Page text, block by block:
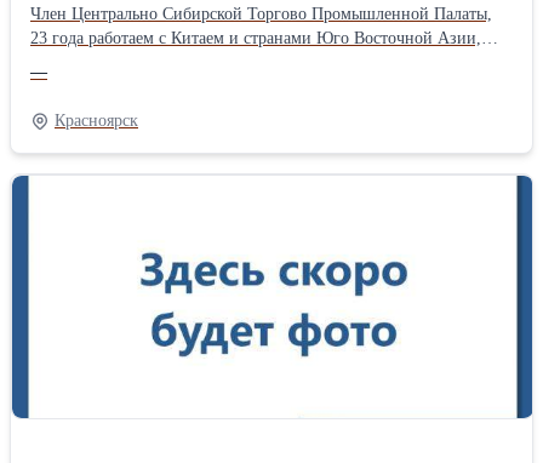
Член Центрально Сибирской Торгово Промышленной Палаты,
23 года работаем с Китаем и странами Юго Восточной Азии,
Подбор аналогов в Китае или их точное изготовление в Китае и
РФ по Вашим чертежам. Спец техника и запчасти Komatsu,
Liebherr, Cat и другие. Сложные и эксклюзивные случаи. ВЭД
—
Красноярск